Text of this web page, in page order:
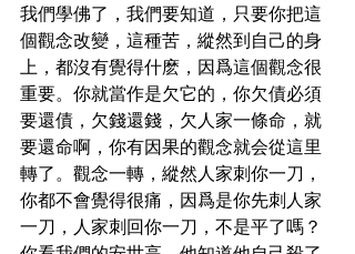
我們學佛了，我們要知道，只要你把這
個觀念改變，這種苦，縱然到自己的身
上，都沒有覺得什麽，因爲這個觀念很
重要。你就當作是欠它的，你欠債必須
要還債，欠錢還錢，欠人家一條命，就
要還命啊，你有因果的觀念就会從這里
轉了。觀念一轉，縱然人家刺你一刀，
你都不會覺得很痛，因爲是你先刺人家
一刀，人家刺回你一刀，不是平了嗎？